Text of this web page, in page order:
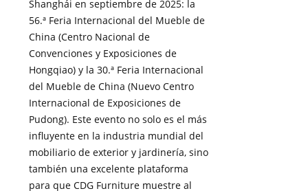
Shanghái en septiembre de 2025: la
56.ª Feria Internacional del Mueble de
China (Centro Nacional de
Convenciones y Exposiciones de
Hongqiao) y la 30.ª Feria Internacional
del Mueble de China (Nuevo Centro
Internacional de Exposiciones de
Pudong). Este evento no solo es el más
influyente en la industria mundial del
mobiliario de exterior y jardinería, sino
también una excelente plataforma
para que CDG Furniture muestre al